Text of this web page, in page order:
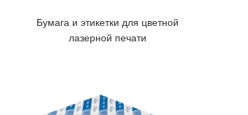
Бумага и этикетки для цветной
лазерной печати